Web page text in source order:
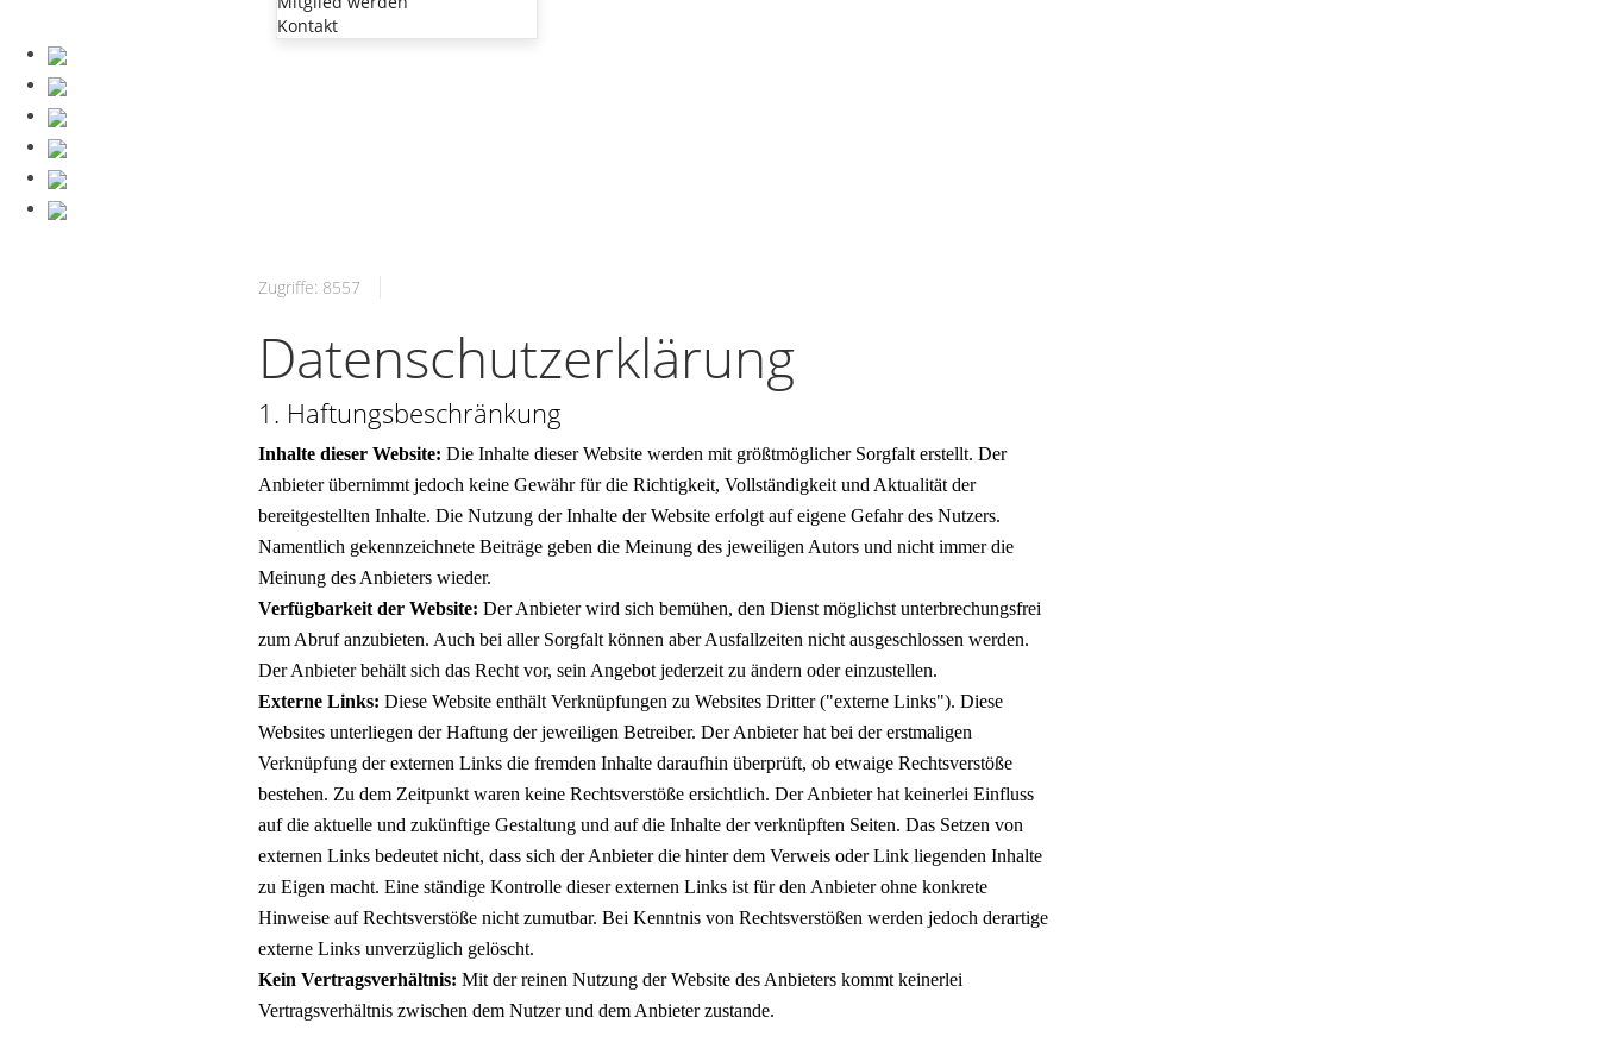
Kontakt
Zugriffe: 8557
Datenschutzerklärung
1. Haftungsbeschränkung
Inhalte dieser Website: Die Inhalte dieser Website werden mit größtmöglicher Sorgfalt erstellt. Der
Anbieter übernimmt jedoch keine Gewähr für die Richtigkeit, Vollständigkeit und Aktualität der
bereitgestellten Inhalte. Die Nutzung der Inhalte der Website erfolgt auf eigene Gefahr des Nutzers.
Namentlich gekennzeichnete Beiträge geben die Meinung des jeweiligen Autors und nicht immer die
Meinung des Anbieters wieder.
Verfügbarkeit der Website: Der Anbieter wird sich bemühen, den Dienst möglichst unterbrechungsfrei
zum Abruf anzubieten. Auch bei aller Sorgfalt können aber Ausfallzeiten nicht ausgeschlossen werden.
Der Anbieter behält sich das Recht vor, sein Angebot jederzeit zu ändern oder einzustellen.
Externe Links: Diese Website enthält Verknüpfungen zu Websites Dritter ("externe Links"). Diese
Websites unterliegen der Haftung der jeweiligen Betreiber. Der Anbieter hat bei der erstmaligen
Verknüpfung der externen Links die fremden Inhalte daraufhin überprüft, ob etwaige Rechtsverstöße
bestehen. Zu dem Zeitpunkt waren keine Rechtsverstöße ersichtlich. Der Anbieter hat keinerlei Einfluss
auf die aktuelle und zukünftige Gestaltung und auf die Inhalte der verknüpften Seiten. Das Setzen von
externen Links bedeutet nicht, dass sich der Anbieter die hinter dem Verweis oder Link liegenden Inhalte
zu Eigen macht. Eine ständige Kontrolle dieser externen Links ist für den Anbieter ohne konkrete
Hinweise auf Rechtsverstöße nicht zumutbar. Bei Kenntnis von Rechtsverstößen werden jedoch derartige
externe Links unverzüglich gelöscht.
Kein Vertragsverhältnis: Mit der reinen Nutzung der Website des Anbieters kommt keinerlei
Vertragsverhältnis zwischen dem Nutzer und dem Anbieter zustande.